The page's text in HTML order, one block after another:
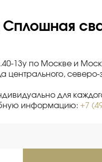
Сплошная
13у по Москве и
центрального,
для
информацию: +7